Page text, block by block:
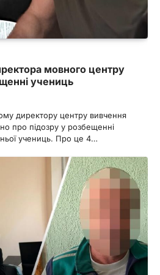
мовного центру
учениць
директору центру вивчення
про підозру у розбещенні
учениць. Про це 4…